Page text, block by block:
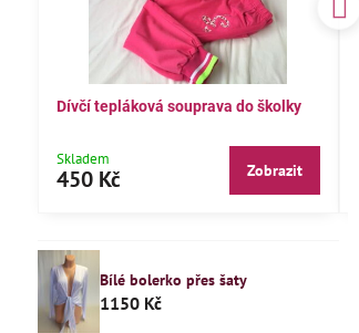
Dívčí tepláková souprava do školky
Skladem
450 Kč Zobrazit
Bílé bolerko přes šaty
1150 Kč